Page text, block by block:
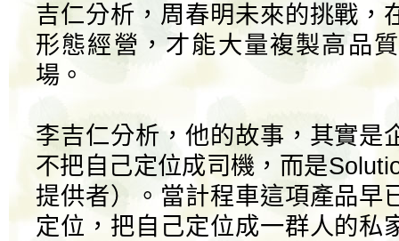
吉仁分析，周春明未來的挑戰，
形態經營，才能大量複製高品
場。
李吉仁分析，他的故事，其實是
不把自己定位成司機，而是
提供者）。當計程車這項產品早
定位，把自己定位成一群人的私